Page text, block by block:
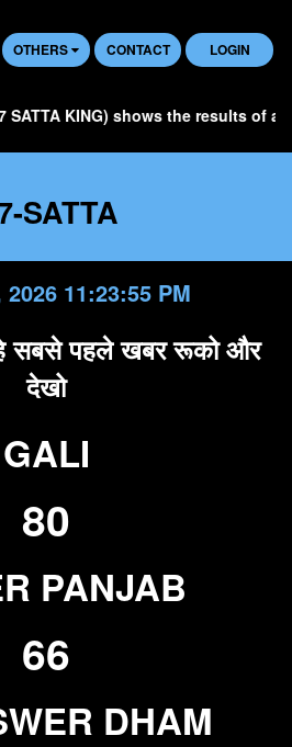
OTHERS CONTACT LOGIN
KING) shows the results of all
SATTA
11:23:56 PM
हे सबसे पहले खबर रूको और
देखो
GALI
80
PANJAB
66
DHAM